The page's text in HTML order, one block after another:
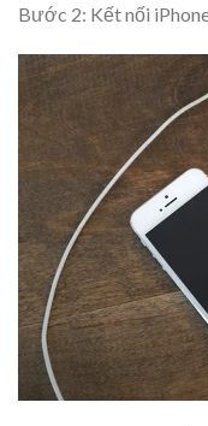
Bước 2: Kết nối